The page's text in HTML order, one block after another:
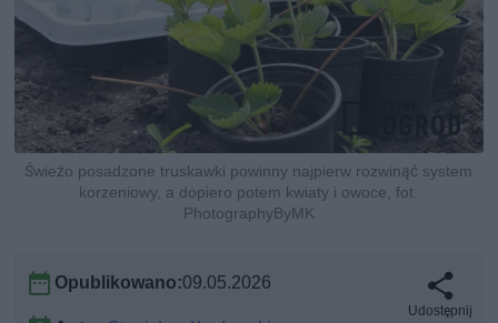
Świeżo posadzone truskawki powinny najpierw rozwinąć system
korzeniowy, a dopiero potem kwiaty i owoce, fot.
PhotographyByMK
Opublikowano:09.05.2026
Udostępnij